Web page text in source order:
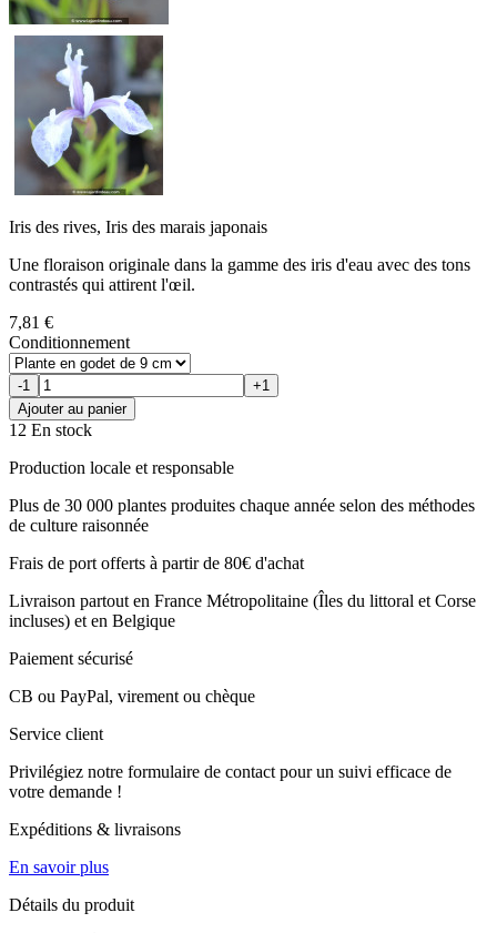
Iris des rives, Iris des marais japonais
Une floraison originale dans la gamme des iris d'eau avec des tons
contrastés qui attirent l'œil.
7,81 €
Conditionnement
-1
+1
Ajouter au panier
12 En stock
Production locale et responsable
Plus de 30 000 plantes produites chaque année selon des méthodes
de culture raisonnée
Frais de port offerts à partir de 80€ d'achat
Livraison partout en France Métropolitaine (Îles du littoral et Corse
incluses) et en Belgique
Paiement sécurisé
CB ou PayPal, virement ou chèque
Service client
Privilégiez notre formulaire de contact pour un suivi efficace de
votre demande !
Expéditions & livraisons
En savoir plus
Détails du produit